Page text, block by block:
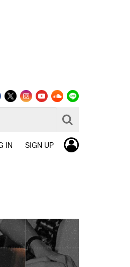
IN SIGN UP